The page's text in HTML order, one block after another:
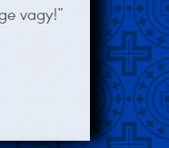
vagy!”